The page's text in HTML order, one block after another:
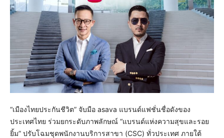
“เมืองไทยประกันชีวิต” จับมือ asava แบรนด์แฟชั่นชื่อดังของ
ประเทศไทย ร่วมยกระดับภาพลักษณ์ “แบรนด์แห่งความสุขและรอย
ยิ้ม” ปรับโฉมชุดพนักงานบริการสาขา (CSC) ทั่วประเทศ ภายใต้